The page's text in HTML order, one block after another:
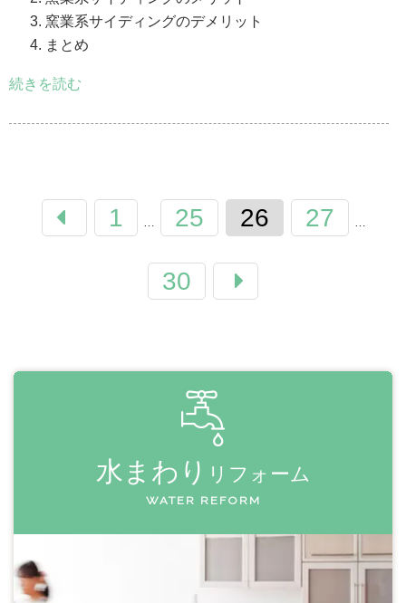
窯業系サイディングのデメリット
まとめ
続きを読む
1 25 26 27
30
水まわり リフォーム
WATER REFORM